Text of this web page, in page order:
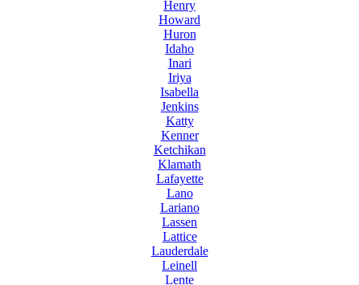
Henry
Howard
Huron
Idaho
Inari
Iriya
Isabella
Jenkins
Katty
Kenner
Ketchikan
Klamath
Lafayette
Lano
Lariano
Lassen
Lattice
Lauderdale
Leinell
Lente